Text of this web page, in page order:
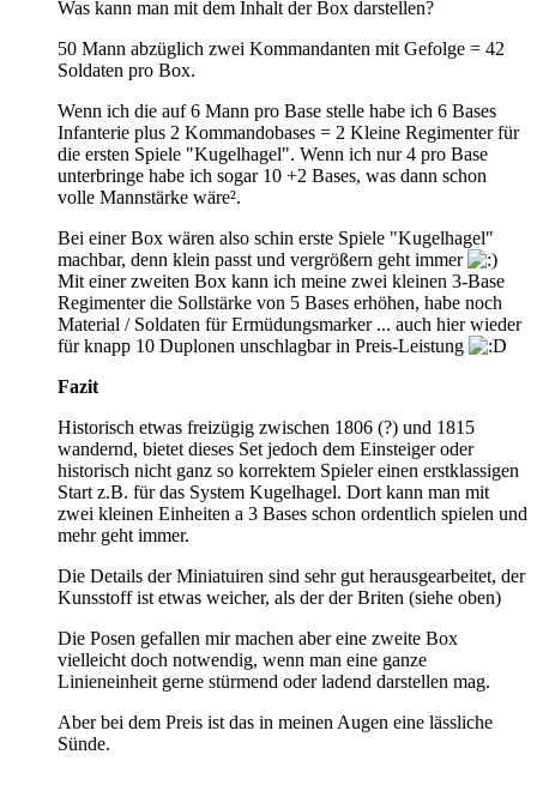
Was kann man mit dem Inhalt der Box darstellen?
50 Mann abzüglich zwei Kommandanten mit Gefolge = 42
Soldaten pro Box.
Wenn ich die auf 6 Mann pro Base stelle habe ich 6 Bases
Infanterie plus 2 Kommandobases = 2 Kleine Regimenter für
die ersten Spiele "Kugelhagel". Wenn ich nur 4 pro Base
unterbringe habe ich sogar 10 +2 Bases, was dann schon
volle Mannstärke wäre².
Bei einer Box wären also schin erste Spiele "Kugelhagel"
machbar, denn klein passt und vergrößern geht immer
Mit einer zweiten Box kann ich meine zwei kleinen 3-Base
Regimenter die Sollstärke von 5 Bases erhöhen, habe noch
Material / Soldaten für Ermüdungsmarker ... auch hier wieder
für knapp 10 Duplonen unschlagbar in Preis-Leistung
Fazit
Historisch etwas freizügig zwischen 1806 (?) und 1815
wandernd, bietet dieses Set jedoch dem Einsteiger oder
historisch nicht ganz so korrektem Spieler einen erstklassigen
Start z.B. für das System Kugelhagel. Dort kann man mit
zwei kleinen Einheiten a 3 Bases schon ordentlich spielen und
mehr geht immer.
Die Details der Miniatuiren sind sehr gut herausgearbeitet, der
Kunsstoff ist etwas weicher, als der der Briten (siehe oben)
Die Posen gefallen mir machen aber eine zweite Box
vielleicht doch notwendig, wenn man eine ganze
Linieneinheit gerne stürmend oder ladend darstellen mag.
Aber bei dem Preis ist das in meinen Augen eine lässliche
Sünde.